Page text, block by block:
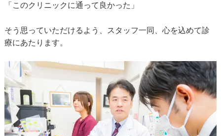
「このクリニックに通って良かった」
そう思っていただけるよう、スタッフ一同、心を込めて診
療にあたります。